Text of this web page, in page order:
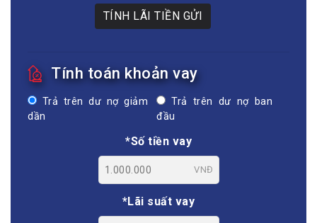
TÍNH LÃI TIỀN GỬI
Tính toán khoản vay
Trả trên dư nợ giảm
dần
Trả trên dư nợ ban
đầu
*Số tiền vay
VNĐ
*Lãi suất vay